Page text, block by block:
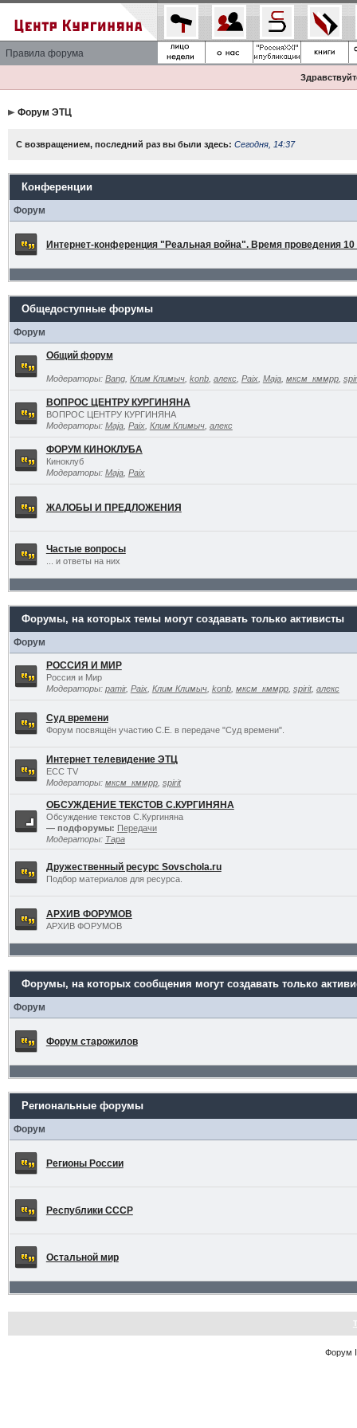
Правила форума
Форум ЭТЦ
С возвращением, последний раз вы были здесь: Сегодня, 14:37
Конференции
Форум
Интернет-конференция "Реальная война". Время проведения 10
Общедоступные форумы
Форум
Общий форум
Модераторы: Bang, Клим Климыч, konb, алекс, Paix, Maja, мксм_кммрр,
ВОПРОС ЦЕНТРУ КУРГИНЯНА
ВОПРОС ЦЕНТРУ КУРГИНЯНА
Модераторы: Maja, Paix, Клим Климыч, алекс
ФОРУМ КИНОКЛУБА
Киноклуб
Модераторы: Maja, Paix
ЖАЛОБЫ И ПРЕДЛОЖЕНИЯ
Частые вопросы
... и ответы на них
Форумы, на которых темы могут создавать только активисты
Форум
РОССИЯ И МИР
Россия и Мир
Модераторы: pamir, Paix, Клим Климыч, konb, мксм_кммрр, spirit, алекс
Суд времени
Форум посвящён участию С.Е. в передаче "Суд времени".
Интернет телевидение ЭТЦ
ECC TV
Модераторы: мксм_кммрр, spirit
ОБСУЖДЕНИЕ ТЕКСТОВ С.КУРГИНЯНА
Обсуждение текстов С.Кургиняна
— подфорумы: Передачи
Модераторы: Тара
Дружественный ресурс Sovschola.ru
Подбор материалов для ресурса.
АРХИВ ФОРУМОВ
АРХИВ ФОРУМОВ
Форумы, на которых сообщения могут создавать только
Форум
Форум старожилов
Региональные форумы
Форум
Регионы России
Республики СССР
Остальной мир
Форум